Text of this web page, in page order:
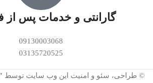
گارانتی و خدمات پس
09130003068
03135720525
© طراحی، سئو و امنیت این وب سایت توسط